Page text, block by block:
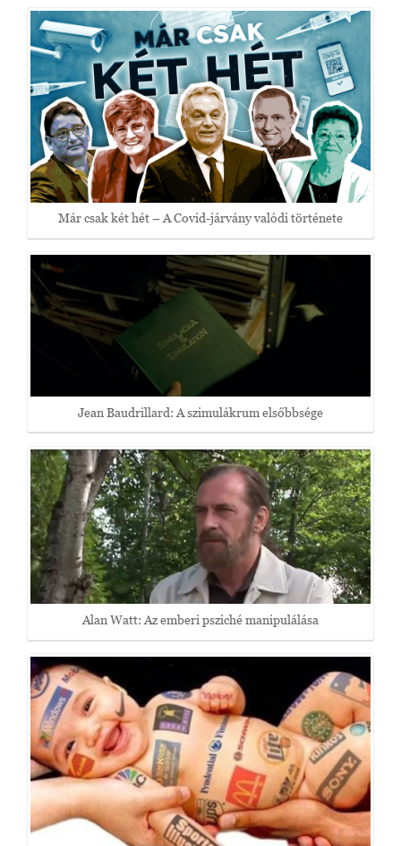
Már csak két hét – A Covid-járvány valódi története
Jean Baudrillard: A szimulákrum elsőbbsége
Alan Watt: Az emberi psziché manipulálása